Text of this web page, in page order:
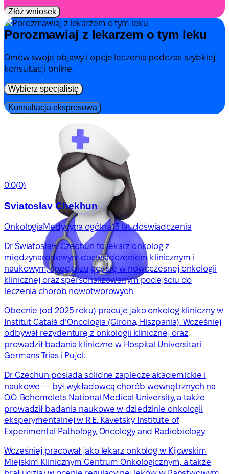
Złóż wniosek
Porozmawiaj z lekarzem o tym leku
Omów swoje objawy i opcje leczenia podczas szybkiej
konsultacji online.
Wybierz specjalistę
Konsultacja ekspresowa
0.0(0)
Sviatoslav Chekhun
OnkologiaMedycyna ogólna13 lat doświadczenia
Dr Światosław Czechun to lekarz onkolog z
międzynarodowym doświadczeniem klinicznym i
naukowym, specjalizujący się w nowoczesnej onkologii
klinicznej oraz spersonalizowanym podejściu do
leczenia chorób nowotworowych.
Obecnie (od 2025 roku) pracuje jako onkolog kliniczny w
Institut Català d’Oncologia (Girona, Hiszpania). Wcześniej
odbywał rezydenturę z onkologii klinicznej oraz
prowadził badania kliniczne w Hospital Universitari
Germans Trias i Pujol.
Dr Czechun posiada solidne zaplecze akademickie i
naukowe — był wykładowcą chorób wewnętrznych na
O.O. Bohomolets National Medical University, a także
prowadził badania naukowe w dziedzinie onkologii
eksperymentalnej w R.E. Kavetsky Institute of
Experimental Pathology, Oncology and Radiobiology.
Wcześniej pracował jako lekarz onkolog w Kijowskim
Miejskim Klinicznym Centrum Onkologicznym, a także